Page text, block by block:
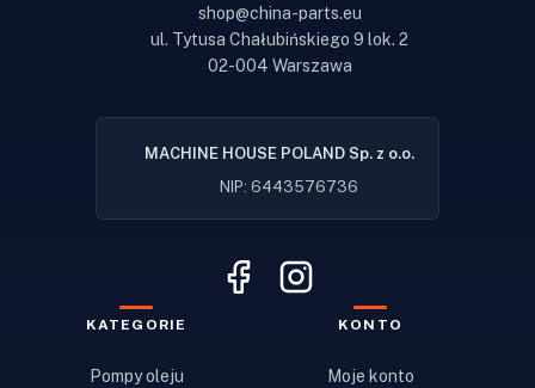
shop@china-parts.eu
ul. Tytusa Chałubińskiego 9 lok. 2
02-004 Warszawa
MACHINE HOUSE POLAND Sp. z o.o.
NIP: 6443576736
KATEGORIE
Pompy oleju
KONTO
Moje konto